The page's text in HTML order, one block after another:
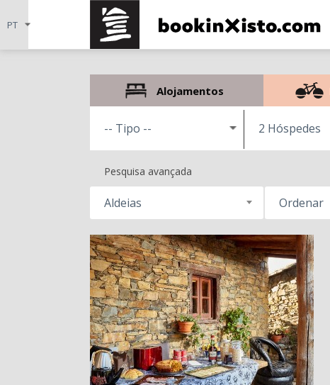
Alojamentos
2 Hóspedes
Pesquisa avançada
Aldeias Ordenar